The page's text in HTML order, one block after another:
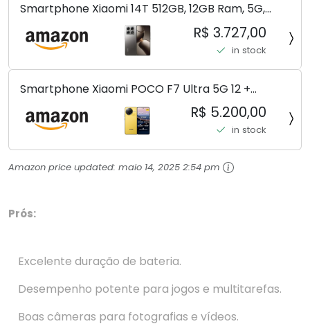
Smartphone Xiaomi 14T 512GB, 12GB Ram, 5G,
Leica, Cinza - no Brasil
R$ 3.727,00
in stock
Smartphone Xiaomi POCO F7 Ultra 5G 12 +
256GB/16+512GB Processador Snapdragon 8 Elite
Top de Linha Chip VisionBoost D7 para Jogos
Pesados Tela Flow AMOLED 2K...
R$ 5.200,00
in stock
Amazon price updated: maio 14, 2025 2:54 pm
Prós:
Excelente duração de bateria.
Desempenho potente para jogos e multitarefas.
Boas câmeras para fotografias e vídeos.